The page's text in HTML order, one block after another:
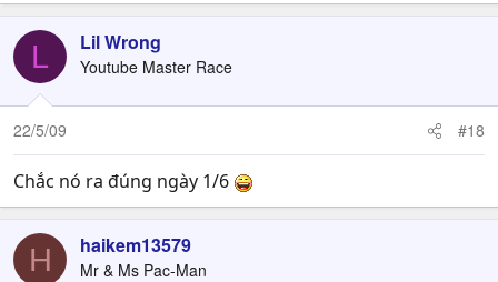
L Lil Wrong
Youtube Master Race
22/5/09 #18
Chắc nó ra đúng ngày 1/6
H haikem13579
Mr & Ms Pac-Man